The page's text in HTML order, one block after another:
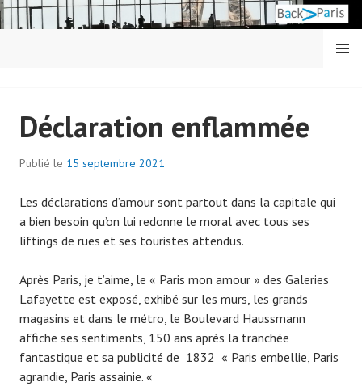
Aller
au
MENU
Déclaration enflammée
Publié le 15 septembre 2021
r
a
d
i
n
7
0
7
Les déclarations d’amour sont partout dans la capitale qui
a bien besoin qu’on lui redonne le moral avec tous ses
liftings de rues et ses touristes attendus.
Après Paris, je t’aime, le « Paris mon amour » des Galeries
Lafayette est exposé, exhibé sur les murs, les grands
magasins et dans le métro, le Boulevard Haussmann
affiche ses sentiments, 150 ans après la tranchée
fantastique et sa publicité de 1832 « Paris embellie, Paris
agrandie, Paris assainie. «